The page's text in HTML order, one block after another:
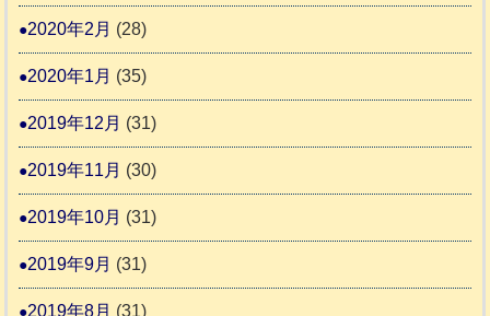
2020年2月 (28)
2020年1月 (35)
2019年12月 (31)
2019年11月 (30)
2019年10月 (31)
2019年9月 (31)
2019年8月 (31)